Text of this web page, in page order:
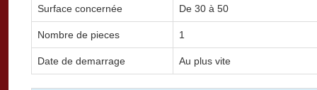
Surface concernée De 30 à 50
Nombre de pieces 1
Date de demarrage Au plus vite